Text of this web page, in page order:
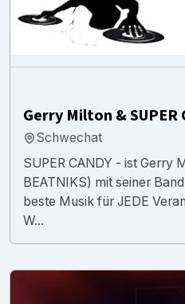
Gerry Milton & SUPER
Schwechat
SUPER CANDY - ist Gerry
BEATNIKS) mit seiner
beste Musik für JEDE
W...